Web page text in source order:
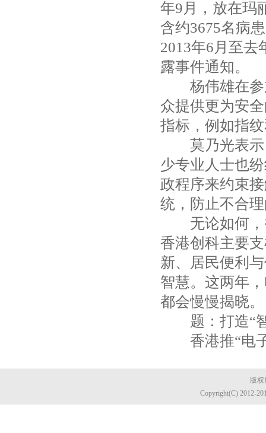
年9月，放在玛
含约3675名病
2013年6月至去
露事件通知。
杨伟雄在参
众提供更为安
指标，例如指
莫乃光表示
少专业人士也
政程序来约束
统，防止不合
无论如何，
香港创科主要
新、居民便利
智慧。这两年
都会慢慢揭晓
题：打造“智
香港推“电子
版权
Copyright(C) 2012-